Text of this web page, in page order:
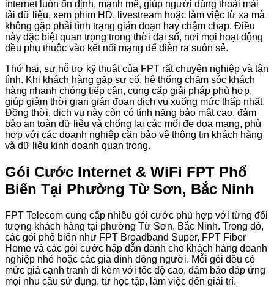
internet luôn ổn định, mạnh mẽ, giúp người dùng thoải mái
tải dữ liệu, xem phim HD, livestream hoặc làm việc từ xa mà
không gặp phải tình trạng gián đoạn hay chậm chạp. Điều
này đặc biệt quan trọng trong thời đại số, nơi mọi hoạt động
đều phụ thuộc vào kết nối mạng để diễn ra suôn sẻ.
Thứ hai, sự hỗ trợ kỹ thuật của FPT rất chuyên nghiệp và tận
tình. Khi khách hàng gặp sự cố, hệ thống chăm sóc khách
hàng nhanh chóng tiếp cận, cung cấp giải pháp phù hợp,
giúp giảm thời gian gián đoạn dịch vụ xuống mức thấp nhất.
Đồng thời, dịch vụ này còn có tính năng bảo mật cao, đảm
bảo an toàn dữ liệu và chống lại các mối đe dọa mạng, phù
hợp với các doanh nghiệp cần bảo vệ thông tin khách hàng
và dữ liệu kinh doanh quan trọng.
Gói Cước Internet & WiFi FPT Phổ
Biến Tại Phường Từ Sơn, Bắc Ninh
FPT Telecom cung cấp nhiều gói cước phù hợp với từng đối
tượng khách hàng tại phường Từ Sơn, Bắc Ninh. Trong đó,
các gói phổ biến như FPT Broadband Super, FPT Fiber
Home và các gói cước hấp dẫn dành cho khách hàng doanh
nghiệp nhỏ hoặc các gia đình đông người. Mỗi gói đều có
mức giá cạnh tranh đi kèm với tốc độ cao, đảm bảo đáp ứng
mọi nhu cầu sử dụng, từ học tập, làm việc đến giải trí.